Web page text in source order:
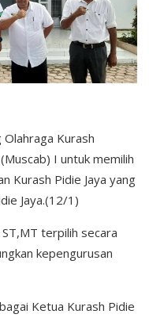
Olahraga Kurash
I untuk memilih
Kurash Pidie Jaya yang
Jaya.(12/1)
terpilih secara
kepengurusan
Ketua Kurash Pidie